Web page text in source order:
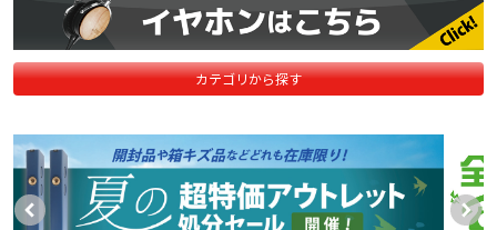
カテゴリから探す